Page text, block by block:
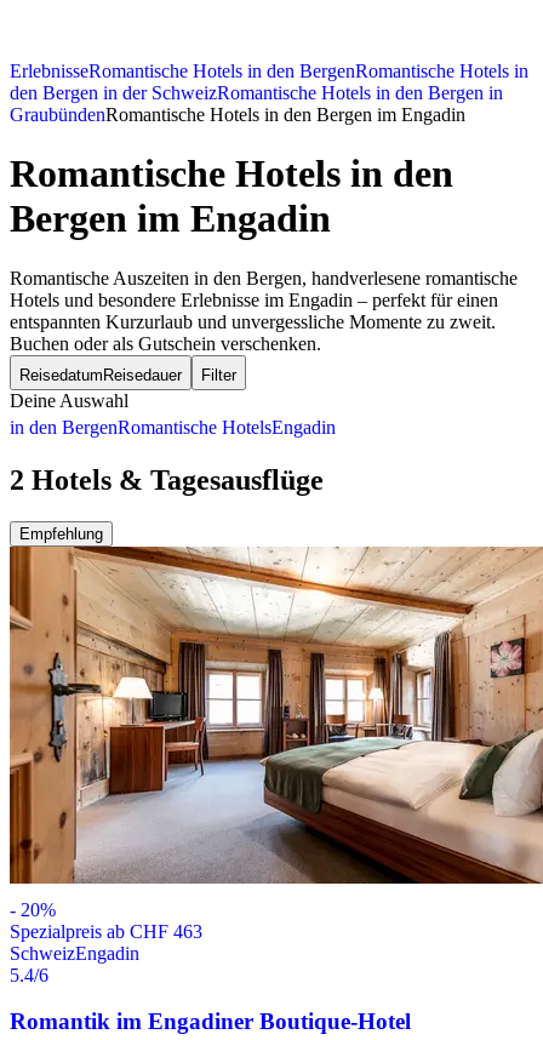
ErlebnisseRomantische Hotels in den BergenRomantische Hotels in
den Bergen in der SchweizRomantische Hotels in den Bergen in
GraubündenRomantische Hotels in den Bergen im Engadin
Romantische Hotels in den
Bergen im Engadin
Romantische Auszeiten in den Bergen, handverlesene romantische
Hotels und besondere Erlebnisse im Engadin – perfekt für einen
entspannten Kurzurlaub und unvergessliche Momente zu zweit.
Buchen oder als Gutschein verschenken.
Reisedatum Reisedauer Filter
Deine Auswahl
in den BergenRomantische HotelsEngadin
2 Hotels & Tagesausflüge
Empfehlung
- 20%
Spezialpreis ab CHF 463
SchweizEngadin
5.4/6
Romantik im Engadiner Boutique-Hotel